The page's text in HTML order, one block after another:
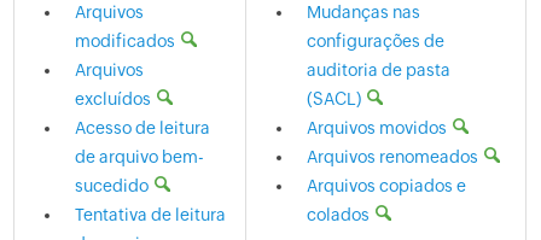
Arquivos
modificados
Arquivos
excluídos
Acesso de leitura
de arquivo bem-
sucedido
Tentativa de leitura
Mudanças nas
configurações de
auditoria de pasta
(SACL)
Arquivos movidos
Arquivos renomeados
Arquivos copiados e
colados